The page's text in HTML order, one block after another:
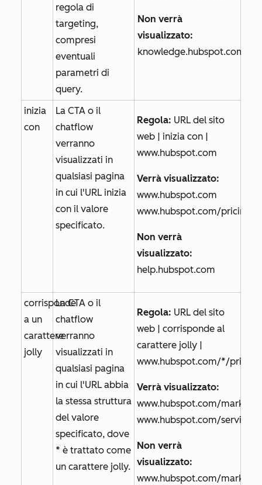
regola di
targeting,
compresi
eventuali
parametri di
query.
Non verrà
visualizzato:
knowledge.hubspot.com
inizia
con
La CTA o il
chatflow
verranno
visualizzati in
qualsiasi pagina
in cui l'URL inizia
con il valore
specificato.
Regola: URL del sito
web | inizia con |
www.hubspot.com
Verrà visualizzato:
www.hubspot.com
www.hubspot.com/pricing
Non verrà
visualizzato:
help.hubspot.com
corrisponde
a un
carattere
jolly
La CTA o il
chatflow
verranno
visualizzati in
qualsiasi pagina
in cui l'URL abbia
la stessa struttura
del valore
specificato, dove
* è trattato come
un carattere jolly.
Regola: URL del sito
web | corrisponde al
carattere jolly |
www.hubspot.com/*/pricing
Verrà visualizzato:
www.hubspot.com/
www.hubspot.com/service/
Non verrà
visualizzato:
www.hubspot.com/